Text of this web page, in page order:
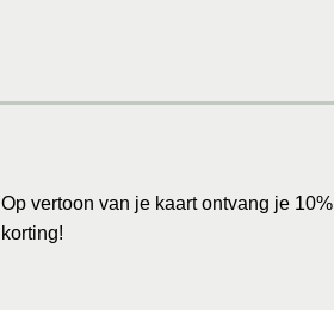
Op vertoon van je kaart ontvang je 10%
korting!